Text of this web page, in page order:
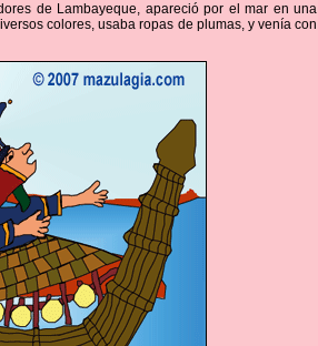
de Lambayeque, apareció por el mar en una
colores, usaba ropas de plumas, y venía con